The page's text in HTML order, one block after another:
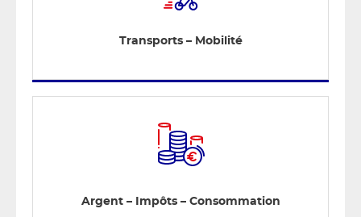
Transports – Mobilité
Argent – Impôts – Consommation